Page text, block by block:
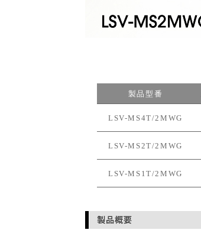
製品型番
LSV-MS4T/2MWG
LSV-MS2T/2MWG
LSV-MS1T/2MWG